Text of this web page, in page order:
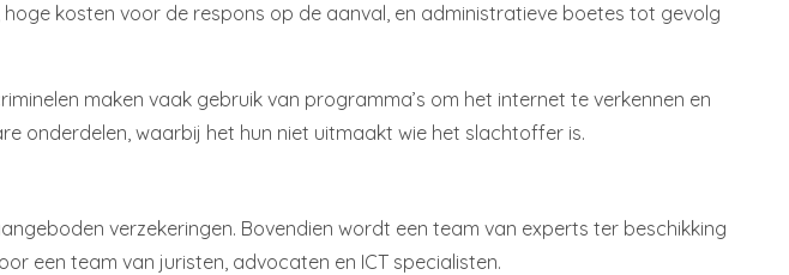
kosten voor de respons op de aanval, en administratieve boetes tot gevolg
maken vaak gebruik van programma’s om het internet te verkennen en
onderdelen, waarbij het hun niet uitmaakt wie het slachtoffer is.
verzekeringen. Bovendien wordt een team van experts ter beschikking
een team van juristen, advocaten en ICT specialisten.